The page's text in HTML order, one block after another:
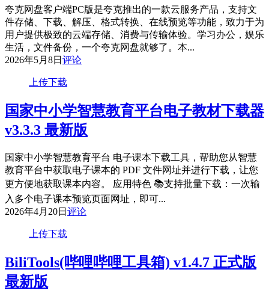
夸克网盘客户端PC版是夸克推出的一款云服务产品，支持文
件存储、下载、解压、格式转换、在线预览等功能，致力于为
用户提供极致的云端存储、消费与传输体验。学习办公，娱乐
生活，文件备份，一个夸克网盘就够了。本...
2026年5月8日 评论
上传下载
国家中小学智慧教育平台电子教材下载器
v3.3.3 最新版
国家中小学智慧教育平台 电子课本下载工具，帮助您从智慧
教育平台中获取电子课本的 PDF 文件网址并进行下载，让您
更方便地获取课本内容。 应用特色 📚支持批量下载：一次输
入多个电子课本预览页面网址，即可...
2026年4月20日 评论
上传下载
BiliTools(哔哩哔哩工具箱) v1.4.7 正式版
最新版